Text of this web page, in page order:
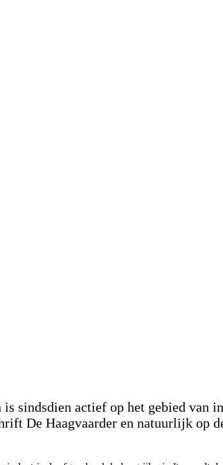
sindsdien actief op het gebied van
De Haagvaarder en natuurlijk op